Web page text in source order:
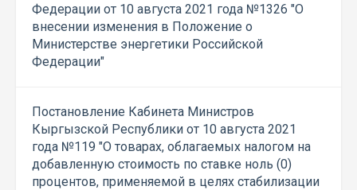
Федерации от 10 августа 2021 года №1326 "О
внесении изменения в Положение о
Министерстве энергетики Российской
Федерации"
Постановление Кабинета Министров
Кыргызской Республики от 10 августа 2021
года №119 "О товарах, облагаемых налогом на
добавленную стоимость по ставке ноль (0)
процентов, применяемой в целях стабилизации